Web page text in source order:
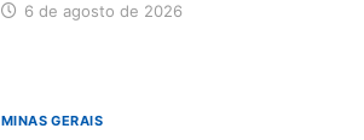
6 de agosto de 2026
MINAS GERAIS